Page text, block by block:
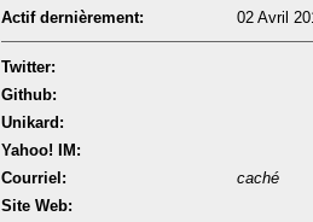
Actif dernièrement:
02 Avril
Twitter:
Github:
Unikard:
Yahoo! IM:
Courriel:
caché
Site Web: